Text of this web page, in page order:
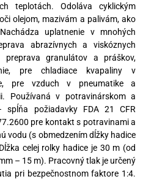
teplotách. Odoláva cyklickým
olejom, mazivám a palivám, ako
uplatnenie v mnohých
abrazívnych a viskóznych
granulátov a práškov,
pre chladiace kvapaliny v
pre vzduch v pneumatike a
Používaná v potravinárskom a
spĺňa požiadavky FDA 21 CFR
pre kontakt s potravinami a
vodu (s obmedzením dĺžky hadice
celej rolky hadice je 30 m (od
– 15 m). Pracovný tlak je určený
pri bezpečnostnom faktore 1:4.